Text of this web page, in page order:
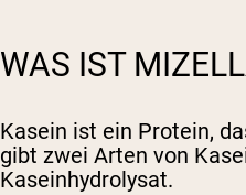
WAS IST
Kasein ist ein Protein,
gibt zwei Arten von
Kaseinhydrolysat.